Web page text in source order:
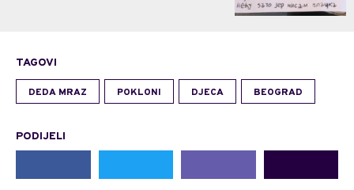
TAGOVI
DEDA MRAZ POKLONI DJECA BEOGRAD
PODIJELI